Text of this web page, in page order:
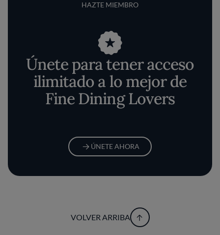
HAZTE MIEMBRO
Únete para tener acceso
ilimitado a lo mejor de
Fine Dining Lovers
ÚNETE AHORA
VOLVER ARRIBA